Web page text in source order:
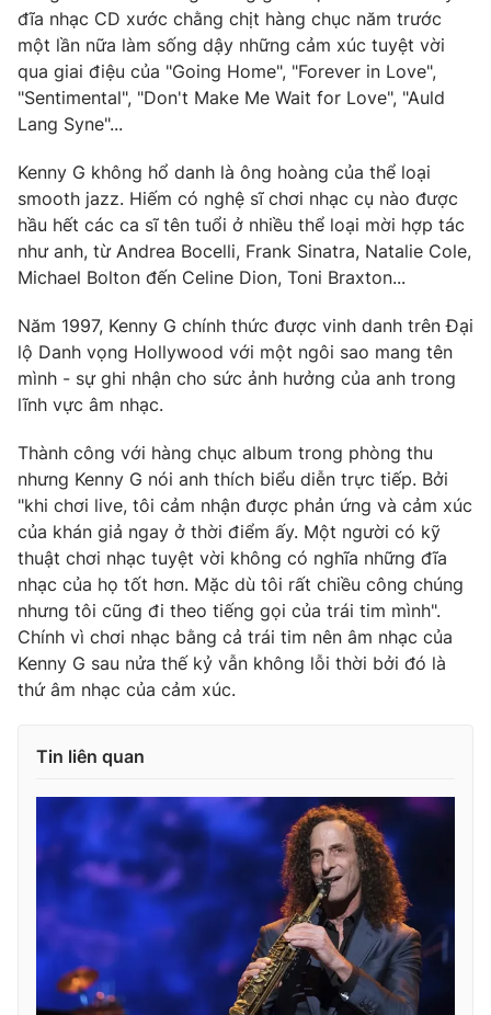
đĩa nhạc CD xước chằng chịt hàng chục năm trước
một lần nữa làm sống dậy những cảm xúc tuyệt vời
qua giai điệu của "Going Home", "Forever in Love",
"Sentimental", "Don't Make Me Wait for Love", "Auld
Lang Syne"...
Kenny G không hổ danh là ông hoàng của thể loại
smooth jazz. Hiếm có nghệ sĩ chơi nhạc cụ nào được
hầu hết các ca sĩ tên tuổi ở nhiều thể loại mời hợp tác
như anh, từ Andrea Bocelli, Frank Sinatra, Natalie Cole,
Michael Bolton đến Celine Dion, Toni Braxton...
Năm 1997, Kenny G chính thức được vinh danh trên Đại
lộ Danh vọng Hollywood với một ngôi sao mang tên
mình - sự ghi nhận cho sức ảnh hưởng của anh trong
lĩnh vực âm nhạc.
Thành công với hàng chục album trong phòng thu
nhưng Kenny G nói anh thích biểu diễn trực tiếp. Bởi
"khi chơi live, tôi cảm nhận được phản ứng và cảm xúc
của khán giả ngay ở thời điểm ấy. Một người có kỹ
thuật chơi nhạc tuyệt vời không có nghĩa những đĩa
nhạc của họ tốt hơn. Mặc dù tôi rất chiều công chúng
nhưng tôi cũng đi theo tiếng gọi của trái tim mình".
Chính vì chơi nhạc bằng cả trái tim nên âm nhạc của
Kenny G sau nửa thế kỷ vẫn không lỗi thời bởi đó là
thứ âm nhạc của cảm xúc.
Tin liên quan